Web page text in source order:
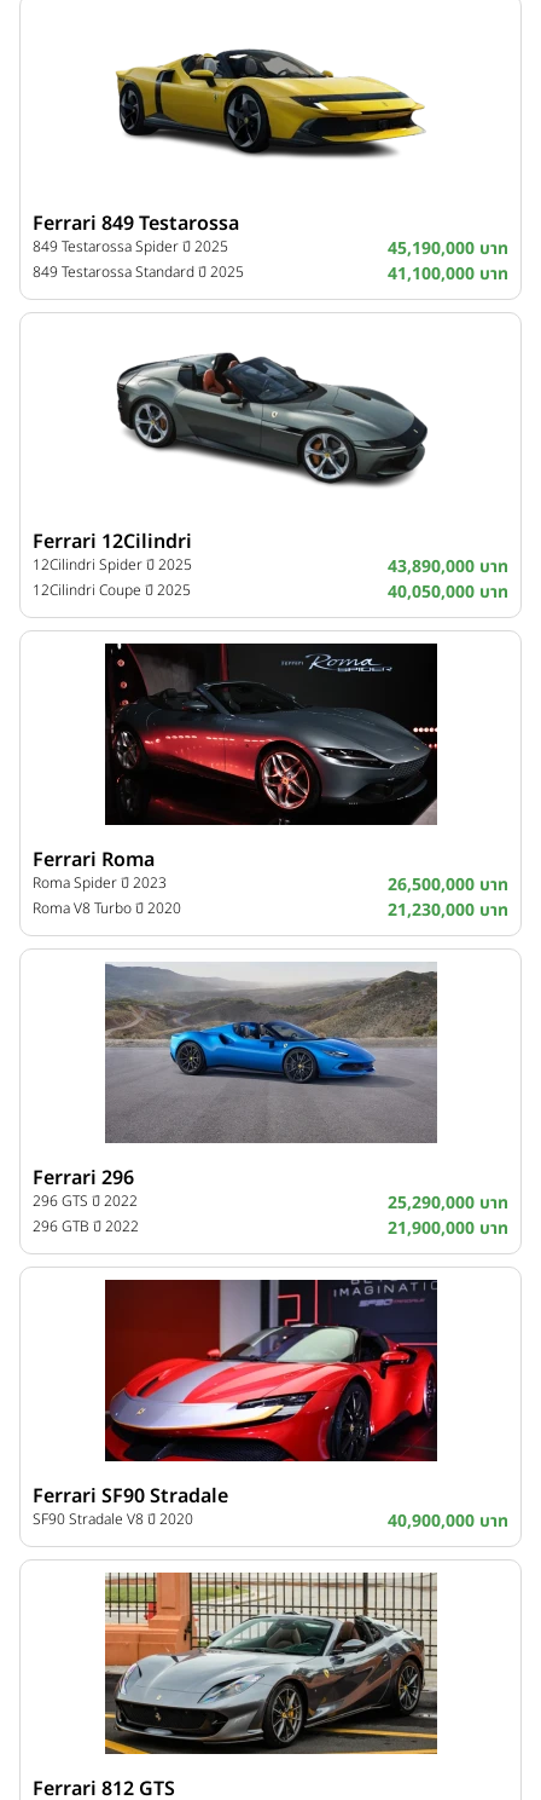
Ferrari 849 Testarossa
849 Testarossa Spider ปี 2025 45,190,000 บาท
849 Testarossa Standard ปี 2025 41,100,000 บาท
Ferrari 12Cilindri
12Cilindri Spider ปี 2025 43,890,000 บาท
12Cilindri Coupe ปี 2025 40,050,000 บาท
Ferrari Roma
Roma Spider ปี 2023 26,500,000 บาท
Roma V8 Turbo ปี 2020 21,230,000 บาท
Ferrari 296
296 GTS ปี 2022 25,290,000 บาท
296 GTB ปี 2022 21,900,000 บาท
Ferrari SF90 Stradale
SF90 Stradale V8 ปี 2020 40,900,000 บาท
Ferrari 812 GTS